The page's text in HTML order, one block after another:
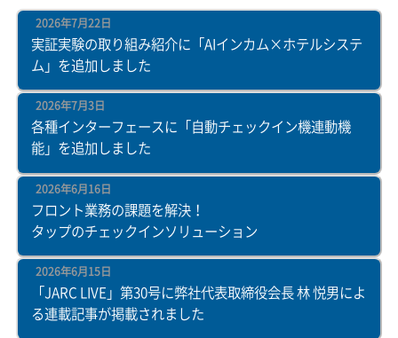
実証実験の取り組み紹介に「AIインカム×ホテルシステ
ム」を追加しました
2026年7月22日
各種インターフェースに「自動チェックイン機連動機
能」を追加しました
2026年7月3日
フロント業務の課題を解決！
タップのチェックインソリューション
2026年6月16日
「JARC LIVE」第30号に弊社代表取締役会長 林 悦男によ
る連載記事が掲載されました
2026年6月15日